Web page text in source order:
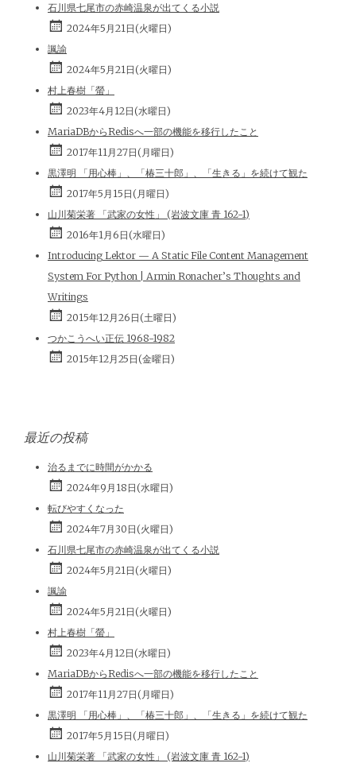
石川県七尾市の赤崎温泉が出てくる小説
2024年5月21日(火曜日)
諷諭
2024年5月21日(火曜日)
村上春樹「螢」
2023年4月12日(水曜日)
MariaDBからRedisへ一部の機能を移行したこと
2017年11月27日(月曜日)
黒澤明 「用心棒」、「椿三十郎」、「生きる」を続けて観た
2017年5月15日(月曜日)
山川菊栄著 「武家の女性」 (岩波文庫 青 162-1)
2016年1月6日(水曜日)
Introducing Lektor — A Static File Content Management
System For Python | Armin Ronacher’s Thoughts and
Writings
2015年12月26日(土曜日)
つかこうへい正伝 1968-1982
2015年12月25日(金曜日)
最近の投稿
治るまでに時間がかかる
2024年9月18日(水曜日)
転びやすくなった
2024年7月30日(火曜日)
石川県七尾市の赤崎温泉が出てくる小説
2024年5月21日(火曜日)
諷諭
2024年5月21日(火曜日)
村上春樹「螢」
2023年4月12日(水曜日)
MariaDBからRedisへ一部の機能を移行したこと
2017年11月27日(月曜日)
黒澤明 「用心棒」、「椿三十郎」、「生きる」を続けて観た
2017年5月15日(月曜日)
山川菊栄著 「武家の女性」 (岩波文庫 青 162-1)